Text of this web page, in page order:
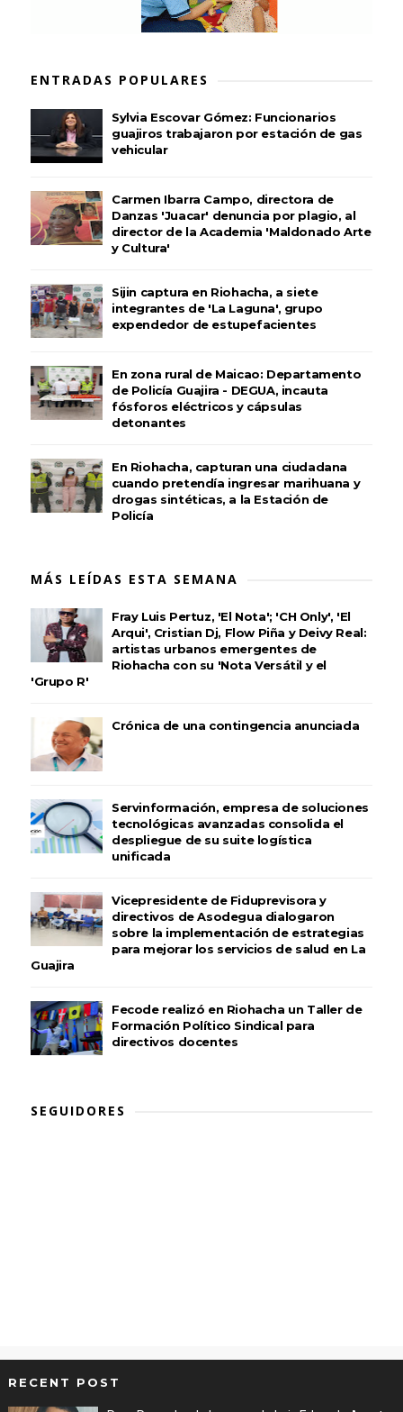
ENTRADAS POPULARES
Sylvia Escovar Gómez: Funcionarios
guajiros trabajaron por estación de gas
vehicular
Carmen Ibarra Campo, directora de
Danzas 'Juacar' denuncia por plagio, al
director de la Academia 'Maldonado Arte
y Cultura'
Sijin captura en Riohacha, a siete
integrantes de 'La Laguna', grupo
expendedor de estupefacientes
En zona rural de Maicao: Departamento
de Policía Guajira - DEGUA, incauta
fósforos eléctricos y cápsulas
detonantes
En Riohacha, capturan una ciudadana
cuando pretendía ingresar marihuana y
drogas sintéticas, a la Estación de
Policía
MÁS LEÍDAS ESTA SEMANA
Fray Luis Pertuz, 'El Nota'; 'CH Only', 'El
Arqui', Cristian Dj, Flow Piña y Deivy Real:
artistas urbanos emergentes de
Riohacha con su 'Nota Versátil y el
'Grupo R'
Crónica de una contingencia anunciada
Servinformación, empresa de soluciones
tecnológicas avanzadas consolida el
despliegue de su suite logística
unificada
Vicepresidente de Fiduprevisora y
directivos de Asodegua dialogaron
sobre la implementación de estrategias
para mejorar los servicios de salud en La
Guajira
Fecode realizó en Riohacha un Taller de
Formación Político Sindical para
directivos docentes
SEGUIDORES
RECENT POST